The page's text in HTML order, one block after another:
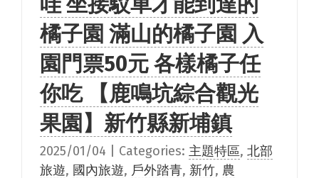
橘子園 滿山的橘子園 入
園門票50元 各樣橘子任
你吃 【鹿鳴坑綜合觀光
果園】新竹縣新埔鎮
2025/01/04 Categories: 主題特區, 北部
旅遊, 國內旅遊, 戶外踏青, 新竹, 農